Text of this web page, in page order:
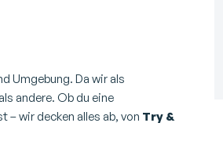
Umgebung. Da wir als
andere. Ob du eine
– wir decken alles ab, von Try &